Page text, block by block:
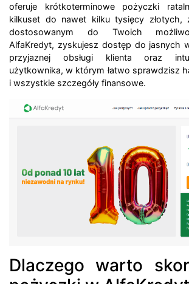
oferuje krótkoterminowe pożyczki
kilkuset do nawet kilku tysięcy złotych,
dostosowanym do Twoich
AlfaKredyt, zyskujesz dostęp do jasnych
przyjaznej obsługi klienta oraz
użytkownika, w którym łatwo sprawdzisz
i wszystkie szczegóły finansowe.
Dlaczego warto